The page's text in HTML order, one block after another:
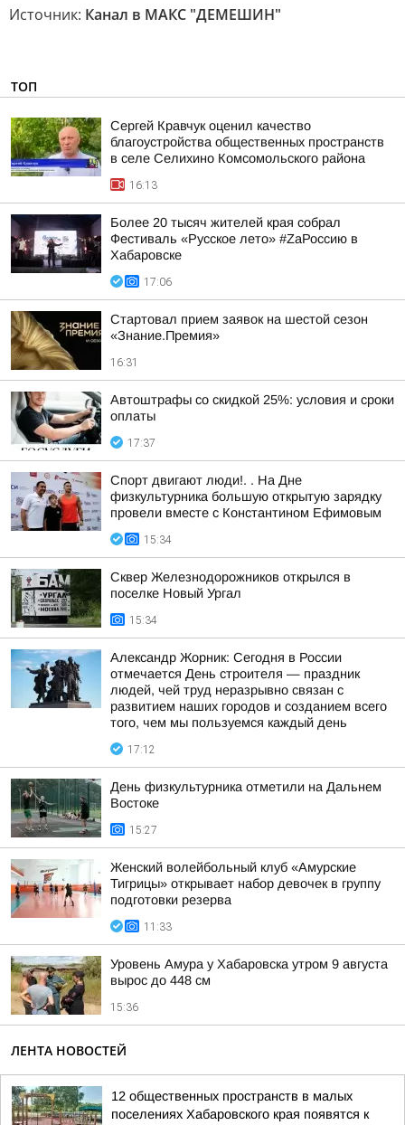
Источник: Канал в МАКС "ДЕМЕШИН"
ТОП
Сергей Кравчук оценил качество
благоустройства общественных пространств
в селе Селихино Комсомольского района
16:13
Более 20 тысяч жителей края собрал
Фестиваль «Русское лето» #ZaРоссию в
Хабаровске
17:06
Стартовал прием заявок на шестой сезон
«Знание.Премия»
16:31
Автоштрафы со скидкой 25%: условия и сроки
оплаты
17:37
Спорт двигают люди!. . На Дне
физкультурника большую открытую зарядку
провели вместе с Константином Ефимовым
15:34
Сквер Железнодорожников открылся в
поселке Новый Ургал
15:34
Александр Жорник: Сегодня в России
отмечается День строителя — праздник
людей, чей труд неразрывно связан с
развитием наших городов и созданием всего
того, чем мы пользуемся каждый день
17:12
День физкультурника отметили на Дальнем
Востоке
15:27
Женский волейбольный клуб «Амурские
Тигрицы» открывает набор девочек в группу
подготовки резерва
11:33
Уровень Амура у Хабаровска утром 9 августа
вырос до 448 см
15:36
ЛЕНТА НОВОСТЕЙ
12 общественных пространств в малых
поселениях Хабаровского края появятся к